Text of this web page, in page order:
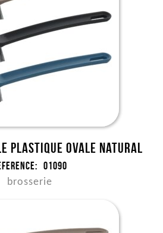
plastique ovale NATURAL
01090
brosserie